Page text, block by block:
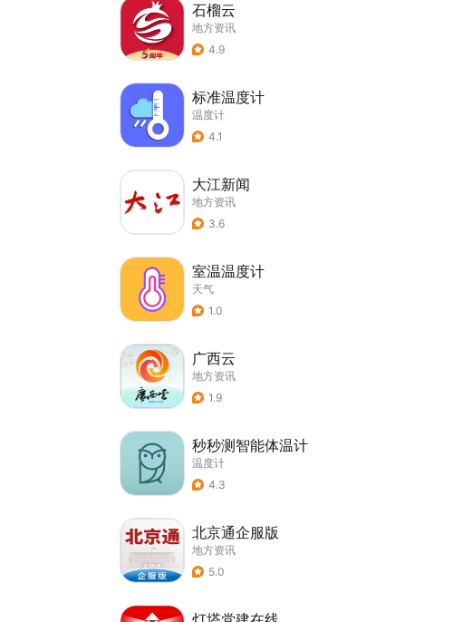
石榴云
地方资讯
4.9
标准温度计
温度计
4.1
大江新闻
地方资讯
3.6
室温温度计
天气
1.0
广西云
地方资讯
1.9
秒秒测智能体温计
温度计
4.3
北京通企服版
地方资讯
5.0